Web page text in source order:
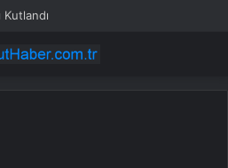
Kutlandı